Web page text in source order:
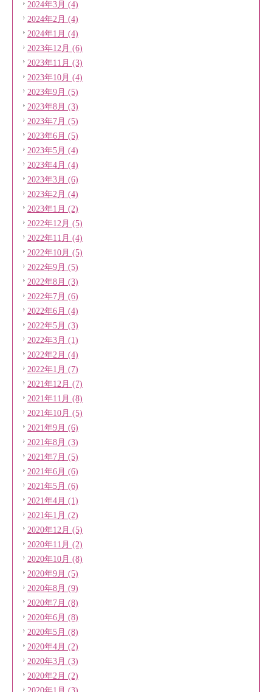
2024年3月 (4)
2024年2月 (4)
2024年1月 (4)
2023年12月 (6)
2023年11月 (3)
2023年10月 (4)
2023年9月 (5)
2023年8月 (3)
2023年7月 (5)
2023年6月 (5)
2023年5月 (4)
2023年4月 (4)
2023年3月 (6)
2023年2月 (4)
2023年1月 (2)
2022年12月 (5)
2022年11月 (4)
2022年10月 (5)
2022年9月 (5)
2022年8月 (3)
2022年7月 (6)
2022年6月 (4)
2022年5月 (3)
2022年3月 (1)
2022年2月 (4)
2022年1月 (7)
2021年12月 (7)
2021年11月 (8)
2021年10月 (5)
2021年9月 (6)
2021年8月 (3)
2021年7月 (5)
2021年6月 (6)
2021年5月 (6)
2021年4月 (1)
2021年1月 (2)
2020年12月 (5)
2020年11月 (2)
2020年10月 (8)
2020年9月 (5)
2020年8月 (9)
2020年7月 (8)
2020年6月 (8)
2020年5月 (8)
2020年4月 (2)
2020年3月 (3)
2020年2月 (2)